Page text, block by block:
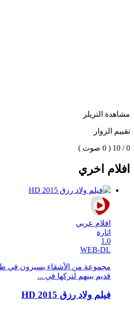
مشاهدة التريلر
تقييم الزوار
0 / 10 ( 0 صوت )
افلام اخري
افلام عربي
اثارة
1.0
WEB-DL
مجموعة من الأشقاء يسيرون في
قديم بينهم لتركها في ...
فيلم ولاد رزق 2015 HD